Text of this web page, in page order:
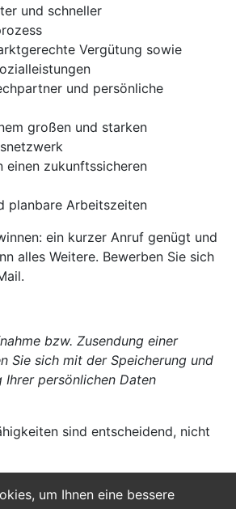
um Ihnen eine bessere
und schneller
Vergütung sowie
und persönliche
großen und starken
einen zukunftssicheren
planbare Arbeitszeiten
ein kurzer Anruf genügt und
alles Weitere. Bewerben Sie sich
bzw. Zusendung einer
Sie sich mit der Speicherung und
Ihrer persönlichen Daten
sind entscheidend, nicht